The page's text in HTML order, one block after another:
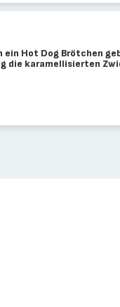
ein Hot Dog Brötchen
die karamellisierten